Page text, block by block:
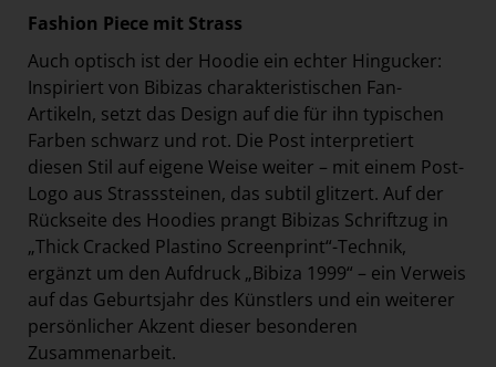
Fashion Piece mit Strass
Auch optisch ist der Hoodie ein echter Hingucker:
Inspiriert von Bibizas charakteristischen Fan-
Artikeln, setzt das Design auf die für ihn typischen
Farben schwarz und rot. Die Post interpretiert
diesen Stil auf eigene Weise weiter – mit einem Post-
Logo aus Strasssteinen, das subtil glitzert. Auf der
Rückseite des Hoodies prangt Bibizas Schriftzug in
„Thick Cracked Plastino Screenprint“-Technik,
ergänzt um den Aufdruck „Bibiza 1999“ – ein Verweis
auf das Geburtsjahr des Künstlers und ein weiterer
persönlicher Akzent dieser besonderen
Zusammenarbeit.